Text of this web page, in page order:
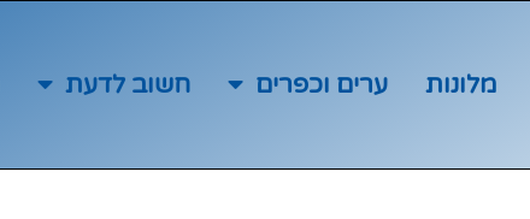
מלונות ערים וכפרים חשוב לדעת